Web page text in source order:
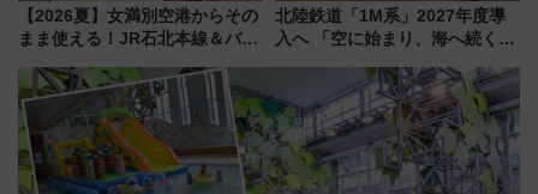
【2026夏】女満別空港からその
まま使える！JR石北本線＆バス
ーパス」でおトクに道東観光
（8/3発売）
北陸鉄道「1M系」2027年度導
入へ 「空に始まり、海へ続く」
神秘的なデザイン